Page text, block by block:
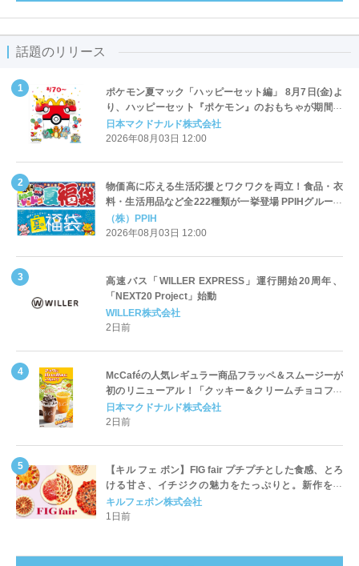
話題のリリース
ポケモン夏マック「ハッピーセット編」 8月7日(金)よ
り、ハッピーセット『ポケモン』のおもちゃが期間限
定登場
日本マクドナルド株式会社
2026年08月03日 12:00
物価高に応える生活応援とワクワクを両立！食品・衣
料・生活用品など全222種類が一挙登場 PPIHグループ
「夏福袋」＆セール 8月6日(木)より順次スタート
（株）PPIH
2026年08月03日 12:00
高速バス「WILLER EXPRESS」運行開始20周年、
「NEXT20 Project」始動
WILLER株式会社
2日前
McCaféの人気レギュラー商品フラッペ＆スムージーが
初のリニューアル！「クッキー＆クリームチョコフラ
ッペ」「マンゴースムージー」8月5日（水）から販売
開始
日本マクドナルド株式会社
2日前
【キル フェ ボン】FIG fair プチプチとした食感、とろ
ける甘さ、イチジクの魅力をたっぷりと。新作を含
め、イチジク尽くしの全4種が登場8月20日（木）スタ
ート
キルフェボン株式会社
1日前